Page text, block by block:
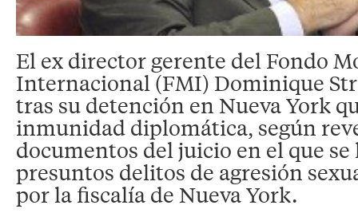
El ex director gerente del Fondo
Internacional (FMI) Dominique
tras su detención en Nueva York
inmunidad diplomática, según
documentos del juicio en el que
presuntos delitos de agresión
por la fiscalía de Nueva York.